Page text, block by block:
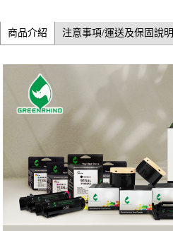
商品介紹 注意事項/運送及保固說明